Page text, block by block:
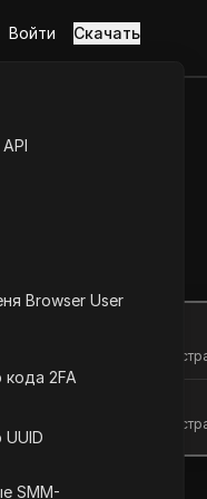
Browser User
кода 2FA
SMM-
Войти Скачать
Задайте вопросы об этой
Задайте вопросы об этой